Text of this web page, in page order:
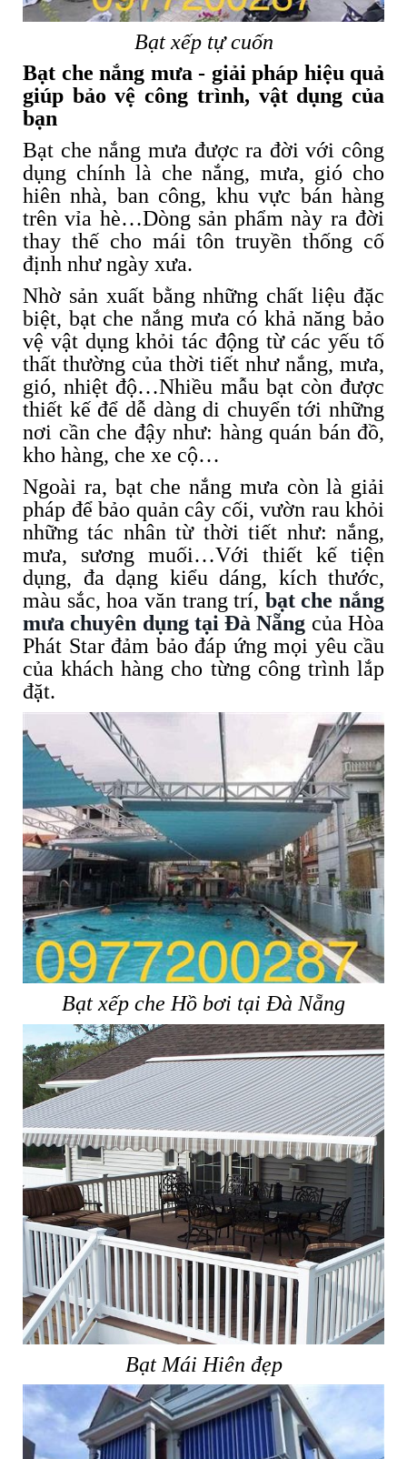
Bạt xếp tự cuốn
Bạt che nắng mưa - giải pháp hiệu quả
giúp bảo vệ công trình, vật dụng của
bạn
Bạt che nắng mưa được ra đời với công
dụng chính là che nắng, mưa, gió cho
hiên nhà, ban công, khu vực bán hàng
trên vỉa hè…Dòng sản phẩm này ra đời
thay thế cho mái tôn truyền thống cố
định như ngày xưa.
Nhờ sản xuất bằng những chất liệu đặc
biệt, bạt che nắng mưa có khả năng bảo
vệ vật dụng khỏi tác động từ các yếu tố
thất thường của thời tiết như nắng, mưa,
gió, nhiệt độ…Nhiều mẫu bạt còn được
thiết kế để dễ dàng di chuyển tới những
nơi cần che đậy như: hàng quán bán đồ,
kho hàng, che xe cộ…
Ngoài ra, bạt che nắng mưa còn là giải
pháp để bảo quản cây cối, vườn rau khỏi
những tác nhân từ thời tiết như: nắng,
mưa, sương muối…Với thiết kế tiện
dụng, đa dạng kiểu dáng, kích thước,
màu sắc, hoa văn trang trí, bạt che nắng
mưa chuyên dụng tại Đà Nẵng của Hòa
Phát Star đảm bảo đáp ứng mọi yêu cầu
của khách hàng cho từng công trình lắp
đặt.
Bạt xếp che Hồ bơi tại Đà Nẵng
Bạt Mái Hiên đẹp